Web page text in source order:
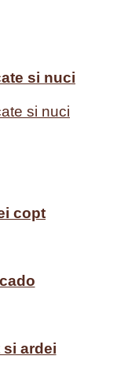
si nuci
copt
si ardei